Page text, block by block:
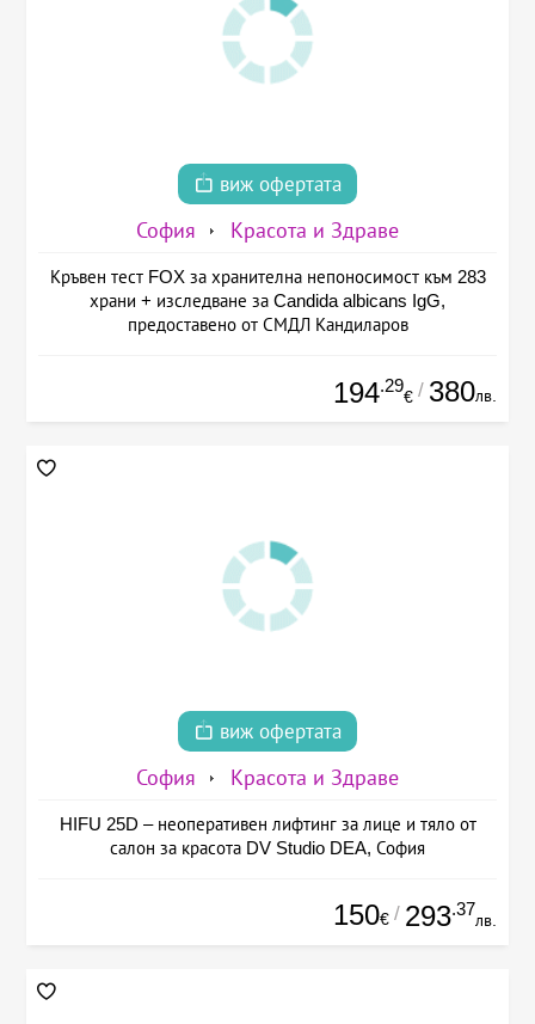
виж офертата
София Красота и Здраве
Кръвен тест FOX за хранителна непоносимост към 283
храни + изследване за Candida albicans IgG,
предоставено от СМДЛ Кандиларов
194.29
€ / 380лв.
виж офертата
София Красота и Здраве
HIFU 25D – неоперативен лифтинг за лице и тяло от
салон за красота DV Studio DEA, София
150€ / 293.37
лв.